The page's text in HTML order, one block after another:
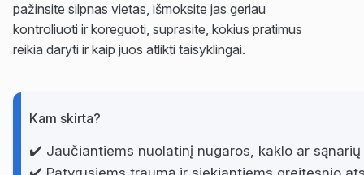
pažinsite silpnas vietas, išmoksite jas geriau
kontroliuoti ir koreguoti, suprasite, kokius pratimus
reikia daryti ir kaip juos atlikti taisyklingai.
Kam skirta?
✔️ Jaučiantiems nuolatinį nugaros, kaklo ar sąnarių